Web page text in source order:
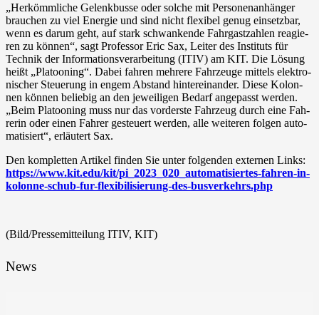
„Her­kömm­li­che Gelenk­bus­se oder sol­che mit Per­so­nen­an­hän­ger
brau­chen zu viel Ener­gie und sind nicht fle­xi­bel genug ein­setz­bar,
wenn es dar­um geht, auf stark schwan­ken­de Fahr­gast­zah­len reagie­
ren zu kön­nen“, sagt Pro­fes­sor Eric Sax, Lei­ter des Insti­tuts für
Tech­nik der Infor­ma­ti­ons­ver­ar­bei­tung (ITIV) am KIT. Die Lösung
heißt „Pla­too­ning“. Dabei fah­ren meh­re­re Fahr­zeu­ge mit­tels elek­tro­
ni­scher Steue­rung in engem Abstand hin­ter­ein­an­der. Die­se Kolon­
nen kön­nen belie­big an den jewei­li­gen Bedarf ange­passt wer­den.
„Beim Pla­too­ning muss nur das vor­ders­te Fahr­zeug durch eine Fah­
re­rin oder einen Fah­rer gesteu­ert wer­den, alle wei­te­ren fol­gen auto­
ma­ti­siert“, erläu­tert Sax.
Den kom­plet­ten Arti­kel fin­den Sie unter fol­gen­den exter­nen Links:
https://www.kit.edu/kit/pi_2023_020_automatisiertes-fahren-in-
kolonne-schub-fur-flexibilisierung-des-busverkehrs.php
(Bild/Pressemitteilung ITIV, KIT)
News